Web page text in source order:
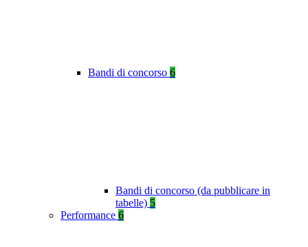
Bandi di concorso 6
Bandi di concorso (da pubblicare in
tabelle) 5
Performance 6